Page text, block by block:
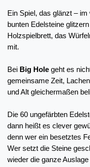
Ein Spiel, das glänzt –
bunten Edelsteine
Holzspielbrett, das
mit.
Bei Big Hole geht es
gemeinsame Zeit,
und Alt gleichermaßen
Die 60 ungefärbten
dann heißt es clever
denn wer ein besetztes
Wer setzt die Steine
wieder die ganze